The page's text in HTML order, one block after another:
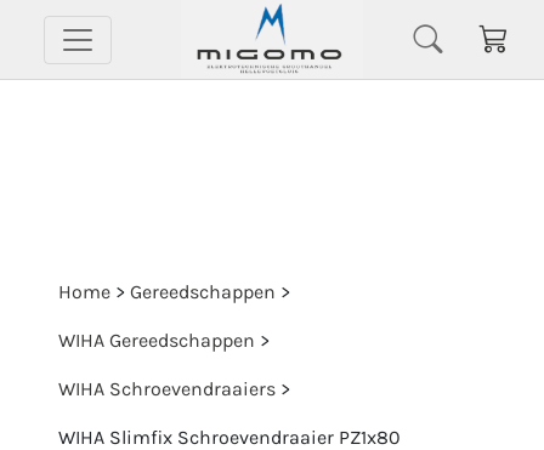
Home > Gereedschappen >
WIHA Gereedschappen >
WIHA Schroevendraaiers >
WIHA Slimfix Schroevendraaier PZ1x80